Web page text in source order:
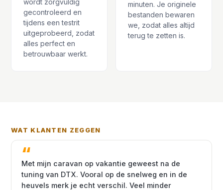
wordt zorgvuldig
gecontroleerd en
tijdens een testrit
uitgeprobeerd, zodat
alles perfect en
betrouwbaar werkt.
minuten. Je originele
bestanden bewaren
we, zodat alles altijd
terug te zetten is.
WAT KLANTEN ZEGGEN
Met mijn caravan op vakantie geweest na de
tuning van DTX. Vooral op de snelweg en in de
heuvels merk je echt verschil. Veel minder